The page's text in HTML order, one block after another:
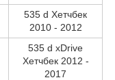
535 d Хетчбек
2010 - 2012
535 d xDrive
Хетчбек 2012 -
2017